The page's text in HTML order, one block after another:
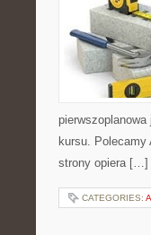
kursu.
strony opiera […]
CATEGORIES: